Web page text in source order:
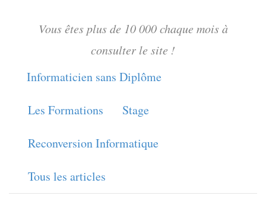
Vous êtes plus de 10 000 chaque mois à
consulter le site !
Informaticien sans Diplôme
Les Formations Stage
Reconversion Informatique
Tous les articles